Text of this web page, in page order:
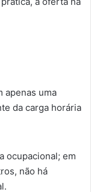
apenas uma
da carga horária
ocupacional; em
não há